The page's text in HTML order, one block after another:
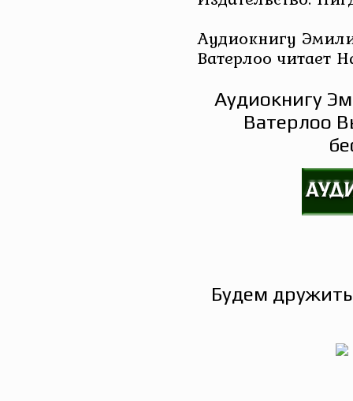
Аудиокнигу
Ватерлоо читает
Аудиокнигу
Ватерлоо
Будем